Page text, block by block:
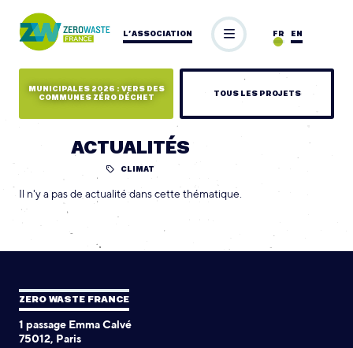
L’ASSOCIATION EN
FR
MUNICIPALES 2026 : VERS DES
COMMUNES ZÉRO DÉCHET
TOUS LES PROJETS
ACTUALITÉS
CLIMAT
Il n'y a pas de actualité dans cette thématique.
ZERO WASTE FRANCE
1 passage Emma Calvé
75012, Paris